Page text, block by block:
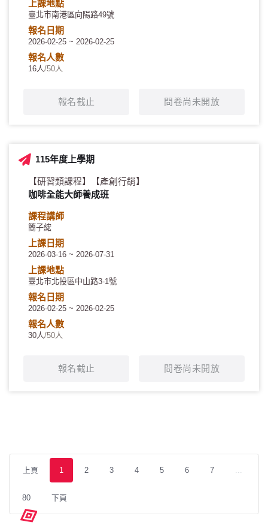
上課地點
臺北市南港區向陽路49號
報名日期
2026-02-25 ~ 2026-02-25
報名人數
16人/50人
報名截止 問卷尚未開放
115年度上學期
【研習類課程】
【產創行銷】
咖啡全能大師養成班
課程講師
簡子綋
上課日期
2026-03-16 ~ 2026-07-31
上課地點
臺北市北投區中山路3-1號
報名日期
2026-02-25 ~ 2026-02-25
報名人數
30人/50人
報名截止 問卷尚未開放
上頁 1 2 3 4 5 6 7 ...
80 下頁